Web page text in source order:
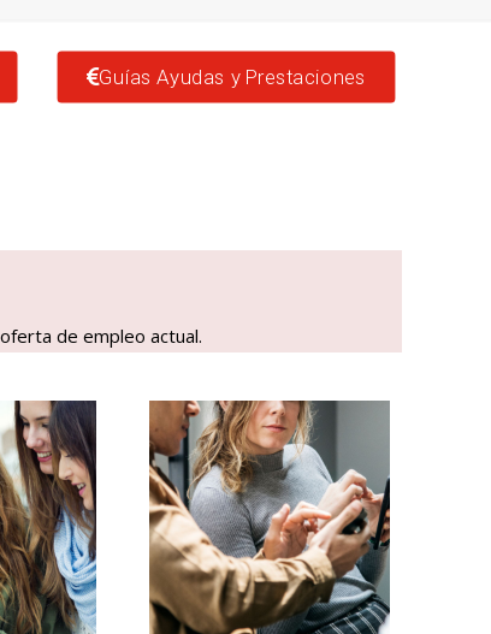
Guías Ayudas y Prestaciones
de empleo actual.